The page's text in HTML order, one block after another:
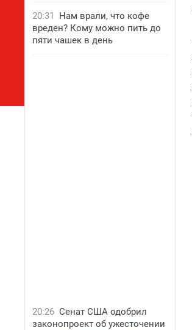
20:31
Нам врали, что кофе
вреден? Кому можно пить до
пяти чашек в день
20:26 Сенат США одобрил
законопроект об ужесточении